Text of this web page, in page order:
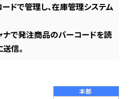
ドで管理し、在庫管理システム
で発注商品のバーコードを読
信。